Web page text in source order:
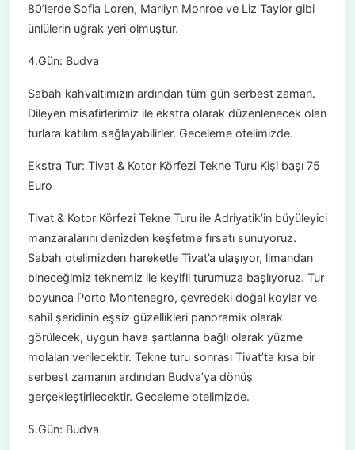
80’lerde Sofia Loren, Marliyn Monroe ve Liz Taylor gibi
ünlülerin uğrak yeri olmuştur.
4.Gün: Budva
Sabah kahvaltımızın ardından tüm gün serbest zaman.
Dileyen misafirlerimiz ile ekstra olarak düzenlenecek olan
turlara katılım sağlayabilirler. Geceleme otelimizde.
Ekstra Tur: Tivat & Kotor Körfezi Tekne Turu Kişi başı 75
Euro
Tivat & Kotor Körfezi Tekne Turu ile Adriyatik’in büyüleyici
manzaralarını denizden keşfetme fırsatı sunuyoruz.
Sabah otelimizden hareketle Tivat’a ulaşıyor, limandan
bineceğimiz teknemiz ile keyifli turumuza başlıyoruz. Tur
boyunca Porto Montenegro, çevredeki doğal koylar ve
sahil şeridinin eşsiz güzellikleri panoramik olarak
görülecek, uygun hava şartlarına bağlı olarak yüzme
molaları verilecektir. Tekne turu sonrası Tivat’ta kısa bir
serbest zamanın ardından Budva’ya dönüş
gerçekleştirilecektir. Geceleme otelimizde.
5.Gün: Budva